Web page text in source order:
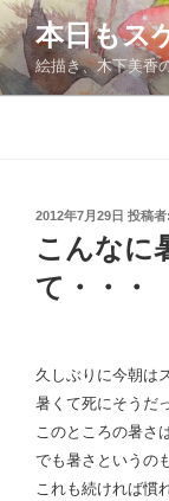
コ
ン
テ
ン
本日もス
絵描き、木下美香
投
稿
日:
2012年7月29日 投稿者:
こんなに
て・・・
久しぶりに今朝は
暑くて死にそうだ
このところの暑さ
でも暑さというの
これも続ければ慣